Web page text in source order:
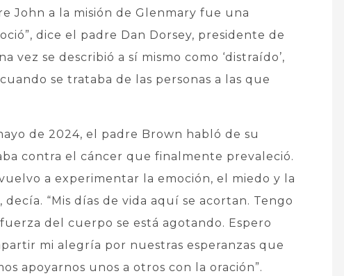
John a la misión de Glenmary fue una
dice el padre Dan Dorsey, presidente de
vez se describió a sí mismo como ‘distraído’,
se trataba de las personas a las que
de 2024, el padre Brown habló de su
contra el cáncer que finalmente prevaleció.
a experimentar la emoción, el miedo y la
“Mis días de vida aquí se acortan. Tengo
del cuerpo se está agotando. Espero
mi alegría por nuestras esperanzas que
apoyarnos unos a otros con la oración”.